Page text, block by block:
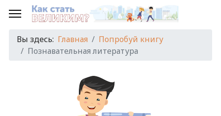
Вы здесь: Главная
Попробуй книгу
Познавательная литература